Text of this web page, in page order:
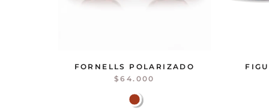
FORNELLS POLARIZADO
$64.000